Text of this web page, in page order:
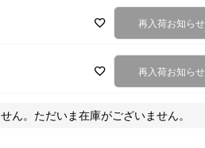
再入荷お知らせ
再入荷お知らせ
ん。ただいま在庫がございません。